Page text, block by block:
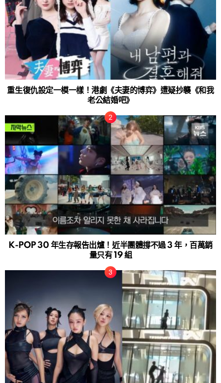
重生復仇設定一模一樣！港劇《夫妻的博弈》遭疑抄襲《和我
老公結婚吧》
K-POP 30 年生存報告出爐！近半團體撐不過 3 年，百萬銷
量只有 19 組